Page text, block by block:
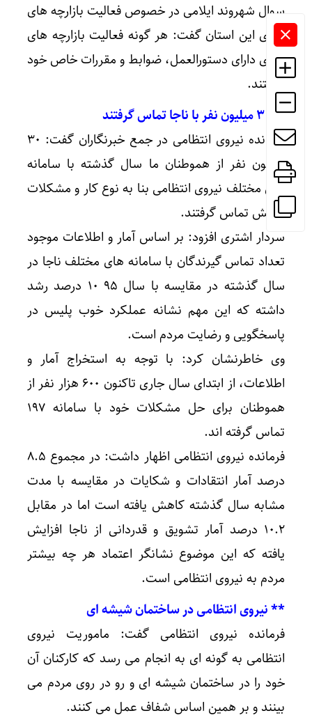
سوال شهروند ایلامی در خصوص فعالیت بازارچه های
مرزی این استان گفت: هر گونه فعالیت بازارچه های
مرزی دارای دستورالعمل، ضوابط و مقررات خاص خود
هستند.
**۳۰ میلیون نفر با ناجا تماس گرفتند
فرمانده نیروی انتظامی در جمع خبرنگاران گفت: ۳۰
میلیون نفر از هموطنان ما سال گذشته با سامانه
های مختلف نیروی انتظامی بنا به نوع کار و مشکلات
خویش تماس گرفتند.
سردار اشتری افزود: بر اساس آمار و اطلاعات موجود
تعداد تماس گیرندگان با سامانه های مختلف ناجا در
سال گذشته در مقایسه با سال ۹۵ ۱۰ درصد رشد
داشته که این مهم نشانه عملکرد خوب پلیس در
پاسخگویی و رضایت مردم است.
وی خاطرنشان کرد: با توجه به استخراج آمار و
اطلاعات، از ابتدای سال جاری تاکنون ۶۰۰ هزار نفر از
هموطنان برای حل مشکلات خود با سامانه ۱۹۷
تماس گرفته اند.
فرمانده نیروی انتظامی اظهار داشت: در مجموع ۸.۵
درصد آمار انتقادات و شکایات در مقایسه با مدت
مشابه سال گذشته کاهش یافته است اما در مقابل
۱۰.۲ درصد آمار تشویق و قدردانی از ناجا افزایش
یافته که این موضوع نشانگر اعتماد هر چه بیشتر
مردم به نیروی انتظامی است.
** نیروی انتظامی در ساختمان شیشه ای
فرمانده نیروی انتظامی گفت: ماموریت نیروی
انتظامی به گونه ای به انجام می رسد که کارکنان آن
خود را در ساختمان شیشه ای و رو در روی مردم می
بینند و بر همین اساس شفاف عمل می کنند.